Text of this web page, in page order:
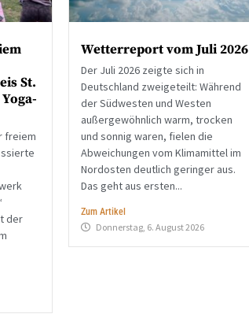
St.
freiem
der
Wetterreport vom Juli 2026
Der Juli 2026 zeigte sich in
Deutschland zweigeteilt: Während
der Südwesten und Westen
außergewöhnlich warm, trocken
und sonnig waren, fielen die
Abweichungen vom Klimamittel im
Nordosten deutlich geringer aus.
Das geht aus ersten...
Zum Artikel
Donnerstag, 6. August 2026